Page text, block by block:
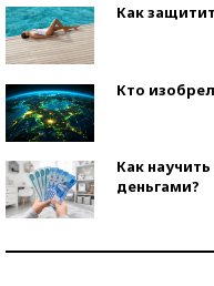
Как
Кто
Как
деньгами?